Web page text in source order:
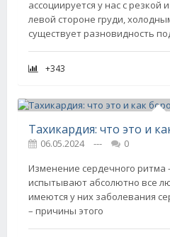
ассоциируется у нас с
левой стороне груди,
существует разновидность
+343
Тахикардия: что это и
06.05.2024 ---
0
Изменение сердечного ритма
испытывают абсолютно все
имеются у них заболевания
– причины этого